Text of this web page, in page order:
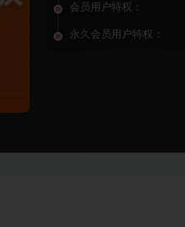
会员用户特权：
永久会员用户特权：